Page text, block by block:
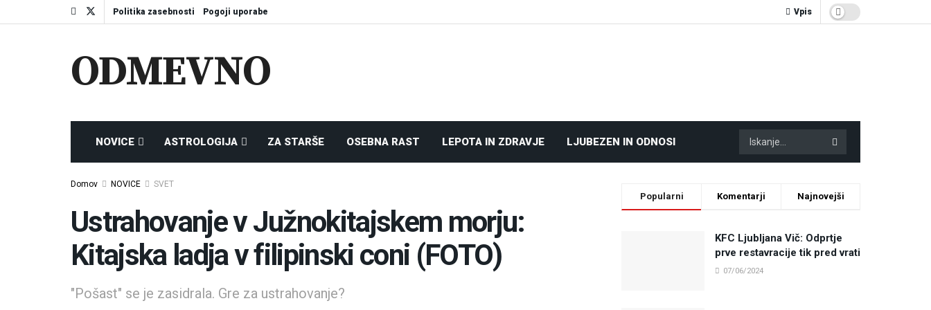
Politika zasebnosti Pogoji uporabe Vpis
ODMEVNO
NOVICE ASTROLOGIJA ZA STARŠE OSEBNA RAST LEPOTA IN ZDRAVJE LJUBEZEN IN ODNOSI
Domov NOVICE SVET
Ustrahovanje v Južnokitajskem morju:
Kitajska ladja v filipinski coni (FOTO)
"Pošast" se je zasidrala. Gre za ustrahovanje?
Popularni Komentarji Najnovejši
KFC Ljubljana Vič: Odprtje
prve restavracije tik pred vrati
07/06/2024